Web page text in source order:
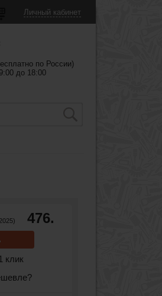
Личный кабинет
по России)
до 18:00
476.
клик